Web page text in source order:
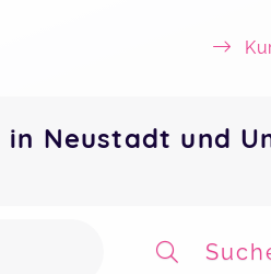
Neustadt und